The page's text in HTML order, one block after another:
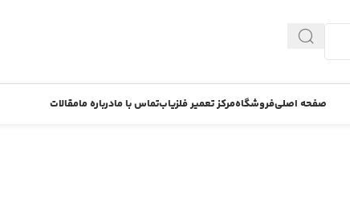
صفحه اصلیفروشگاهمرکز تعمیر فلزیابتماس با مادرباره مامقالات